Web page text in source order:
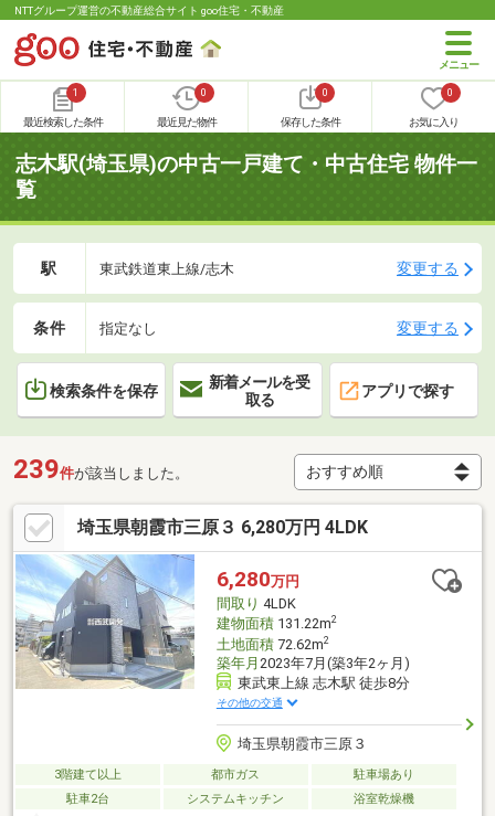
NTTグループ運営の不動産総合サイト goo住宅・不動産
1
最近検索した条件
0
最近見た物件
0
保存した条件
0
お気に入り
志木駅(埼玉県)の中古一戸建て・中古住宅 物件一
覧
駅 東武鉄道東上線/志木 変更する
条件 指定なし 変更する
検索条件を保存
新着メールを受
取る
アプリで探す
239件が該当しました。
埼玉県朝霞市三原３ 6,280万円 4LDK
6,280万円
間取り 4LDK
建物面積131.22m2
土地面積72.62m2
築年月 2023年7月(築3年2ヶ月)
東武東上線 志木駅 徒歩8分
その他の交通
埼玉県朝霞市三原３
3階建て以上 都市ガス
駐車場あり
駐車2台
システムキッチン 浴室乾燥機